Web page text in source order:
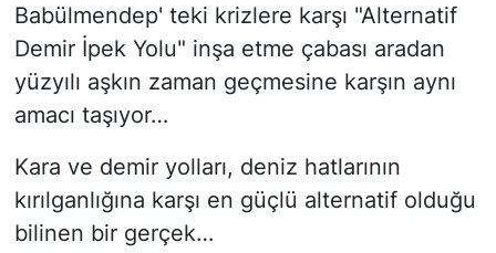
Babülmendep' teki krizlere karşı "Alternatif
Demir İpek Yolu" inşa etme çabası aradan
yüzyılı aşkın zaman geçmesine karşın aynı
amacı taşıyor…
Kara ve demir yolları, deniz hatlarının
kırılganlığına karşı en güçlü alternatif olduğu
bilinen bir gerçek…